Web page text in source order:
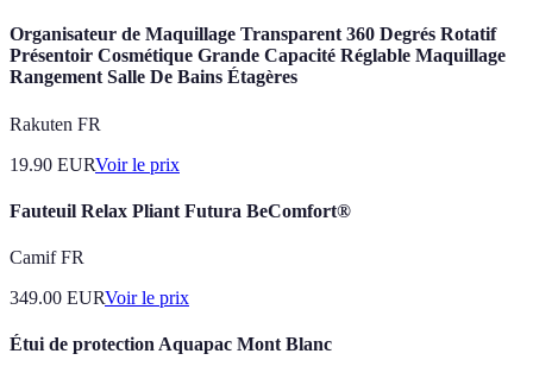
Organisateur de Maquillage Transparent 360 Degrés Rotatif
Présentoir Cosmétique Grande Capacité Réglable Maquillage
Rangement Salle De Bains Étagères
Rakuten FR
19.90 EURVoir le prix
Fauteuil Relax Pliant Futura BeComfort®
Camif FR
349.00 EURVoir le prix
Étui de protection Aquapac Mont Blanc